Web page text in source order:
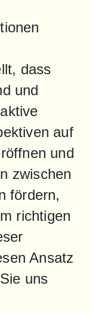
dass
und
auf
und
zwischen
fördern,
richtigen
Ansatz
uns